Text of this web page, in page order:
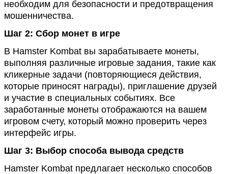
необходим для безопасности и предотвращения
мошенничества​.
Шаг 2: Сбор монет в игре
В Hamster Kombat вы зарабатываете монеты,
выполняя различные игровые задания, такие как
кликерные задачи (повторяющиеся действия,
которые приносят награды), приглашение друзей
и участие в специальных событиях. Все
заработанные монеты отображаются на вашем
игровом счету, который можно проверить через
интерфейс игры​.
Шаг 3: Выбор способа вывода средств
Hamster Kombat предлагает несколько способов